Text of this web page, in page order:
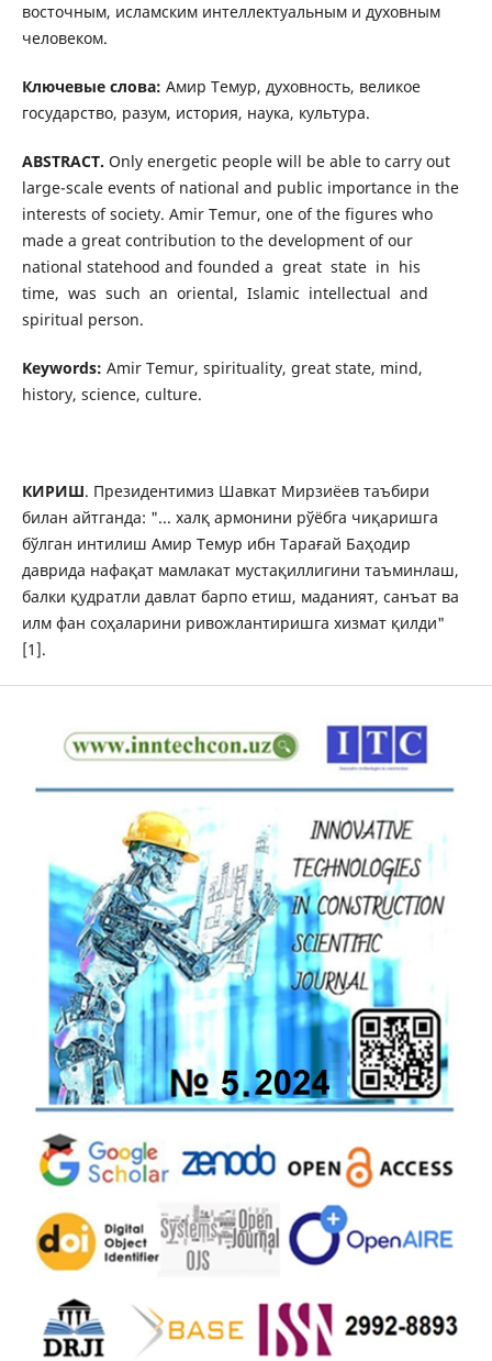
восточным, исламским интеллектуальным и духовным
человеком.
Ключевые слова: Амир Темур, духовность, великое
государство, разум, история, наука, культура.
ABSTRACT. Only energetic people will be able to carry out
large-scale events of national and public importance in the
interests of society. Amir Temur, one of the figures who
made a great contribution to the development of our
national statehood and founded a great state in his
time, was such an oriental, Islamic intellectual and
spiritual person.
Keywords: Amir Temur, spirituality, great state, mind,
history, science, culture.
КИРИШ. Президентимиз Шавкат Мирзиёев таъбири
билан айтганда: "... халқ армонини рўёбга чиқаришга
бўлган интилиш Амир Темур ибн Тарағай Баҳодир
даврида нафақат мамлакат мустақиллигини таъминлаш,
балки қудратли давлат барпо етиш, маданият, санъат ва
илм фан соҳаларини ривожлантиришга хизмат қилди"
[1].